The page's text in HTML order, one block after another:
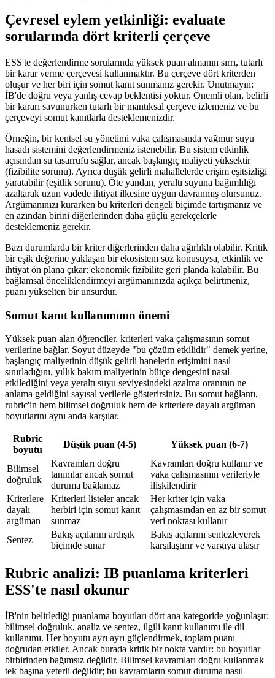
Çevresel eylem yetkinliği: evaluate
sorularında dört kriterli çerçeve
ESS'te değerlendirme sorularında yüksek puan almanın sırrı, tutarlı
bir karar verme çerçevesi kullanmaktır. Bu çerçeve dört kriterden
oluşur ve her biri için somut kanıt sunmanız gerekir. Unutmayın:
İB'de doğru veya yanlış cevap beklentisi yoktur. Önemli olan, belirli
bir kararı savunurken tutarlı bir mantıksal çerçeve izlemeniz ve bu
çerçeveyi somut kanıtlarla desteklemenizdir.
Örneğin, bir kentsel su yönetimi vaka çalışmasında yağmur suyu
hasadı sistemini değerlendirmeniz istenebilir. Bu sistem etkinlik
açısından su tasarrufu sağlar, ancak başlangıç maliyeti yüksektir
(fizibilite sorunu). Ayrıca düşük gelirli mahallelerde erişim eşitsizliği
yaratabilir (eşitlik sorunu). Öte yandan, yeraltı suyuna bağımlılığı
azaltarak uzun vadede ihtiyat ilkesine uygun davranmış olursunuz.
Argümanınızı kurarken bu kriterleri dengeli biçimde tartışmanız ve
en azından birini diğerlerinden daha güçlü gerekçelerle
desteklemeniz gerekir.
Bazı durumlarda bir kriter diğerlerinden daha ağırlıklı olabilir. Kritik
bir eşik değerine yaklaşan bir ekosistem söz konusuysa, etkinlik ve
ihtiyat ön plana çıkar; ekonomik fizibilite geri planda kalabilir. Bu
bağlamsal önceliklendirmeyi argümanınızda açıkça belirtmeniz,
puanı yükselten bir unsurdur.
Somut kanıt kullanımının önemi
Yüksek puan alan öğrenciler, kriterleri vaka çalışmasının somut
verilerine bağlar. Soyut düzeyde "bu çözüm etkilidir" demek yerine,
başlangıç maliyetinin düşük gelirli hanelerin erişimini nasıl
sınırladığını, yıllık bakım maliyetinin bütçe dengesini nasıl
etkilediğini veya yeraltı suyu seviyesindeki azalma oranının ne
anlama geldiğini sayısal verilerle gösterirsiniz. Bu somut bağlantı,
rubric'in hem bilimsel doğruluk hem de kriterlere dayalı argüman
boyutlarını aynı anda karşılar.
Rubric
boyutu
Düşük puan (4-5) Yüksek puan (6-7)
Bilimsel
doğruluk
Kavramları doğru
tanımlar ancak somut
duruma bağlamaz
Kavramları doğru kullanır ve
vaka çalışmasının verileriyle
ilişkilendirir
Kriterlere
dayalı
argüman
Kriterleri listeler ancak
herbiri için somut kanıt
sunmaz
Her kriter için vaka
çalışmasından en az bir somut
veri noktası kullanır
Sentez
Bakış açılarını ardışık
biçimde sunar
Bakış açılarını sentezleyerek
karşılaştırır ve yargıya ulaşır
Rubric analizi: IB puanlama kriterleri
ESS'te nasıl okunur
İB'nin belirlediği puanlama boyutları dört ana kategoride yoğunlaşır:
bilimsel doğruluk, analiz ve sentez, ilgili kanıt kullanımı ile dil
kullanımı. Her boyutu ayrı ayrı güçlendirmek, toplam puanı
doğrudan etkiler. Ancak burada kritik bir nokta vardır: bu boyutlar
birbirinden bağımsız değildir. Bilimsel kavramları doğru kullanmak
tek başına yeterli değildir; bu kavramların somut duruma nasıl